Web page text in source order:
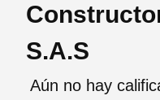
S.A.S
Aún no hay